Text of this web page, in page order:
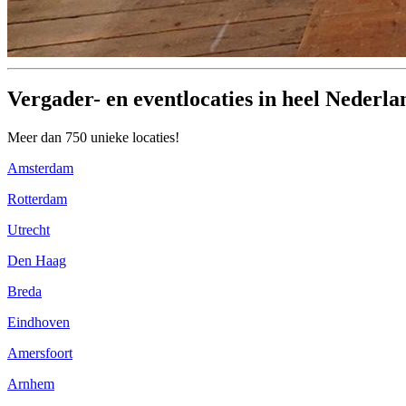
Vergader- en eventlocaties in heel
Meer dan 750 unieke locaties!
Amsterdam
Rotterdam
Utrecht
Den Haag
Breda
Eindhoven
Amersfoort
Arnhem